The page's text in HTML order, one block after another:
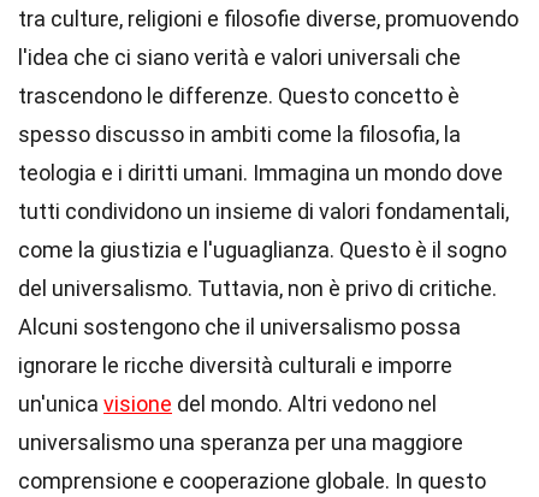
tra culture, religioni e filosofie diverse, promuovendo
l'idea che ci siano verità e valori universali che
trascendono le differenze. Questo concetto è
spesso discusso in ambiti come la filosofia, la
teologia e i diritti umani. Immagina un mondo dove
tutti condividono un insieme di valori fondamentali,
come la giustizia e l'uguaglianza. Questo è il sogno
del universalismo. Tuttavia, non è privo di critiche.
Alcuni sostengono che il universalismo possa
ignorare le ricche diversità culturali e imporre
un'unica visione del mondo. Altri vedono nel
universalismo una speranza per una maggiore
comprensione e cooperazione globale. In questo